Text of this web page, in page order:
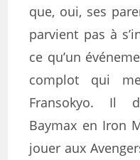
que, oui, ses
parvient pas à
ce qu’un
complot qui
Fransokyo. Il
Baymax en Iron
jouer aux